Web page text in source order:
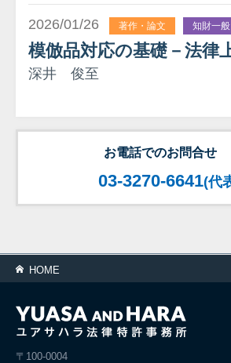
2026/01/26 著作・論文 知財一
模倣品対応の基礎－法律
深井 俊至
お電話でのお問合せ
03-3270-6641(代
HOME
〒100-0004